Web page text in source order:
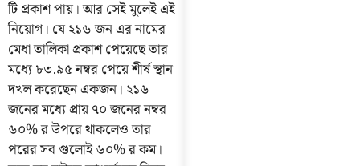
টি প্রকাশ পায়। আর সেই মুলেই এই
নিয়োগ। যে ২১৬ জন এর নামের
মেধা তালিকা প্রকাশ পেয়েছে তার
মধ্যে ৮৩.৯৫ নম্বর পেয়ে শীর্ষ স্থান
দখল করেছেন একজন। ২১৬
জনের মধ্যে প্রায় ৭০ জনের নম্বর
৬০% র উপরে থাকলেও তার
পরের সব গুলোই ৬০% র কম।